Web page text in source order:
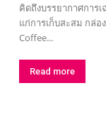
คิดถึงบรรยากาศการ
แก่การเก็บสะสม กล่องของขวัญขนมไหว้พระจันทร์ Ralph’s
Coffee...
Read more